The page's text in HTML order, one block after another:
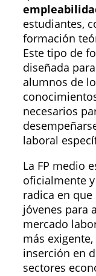
estudiantes,
formación
Este tipo de
diseñada
alumnos de
necesarios
laboral
La FP medio
oficialmente
radica en
jóvenes para
mercado
más
inserción en
sectores